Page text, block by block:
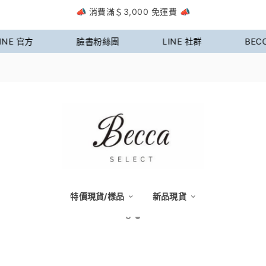
📣 消費滿＄3,000 免運費 📣
💗 加入LINE社群領取入群禮 💗
官方 臉書粉絲團 LINE 社群
特價現貨/樣品 新品現貨